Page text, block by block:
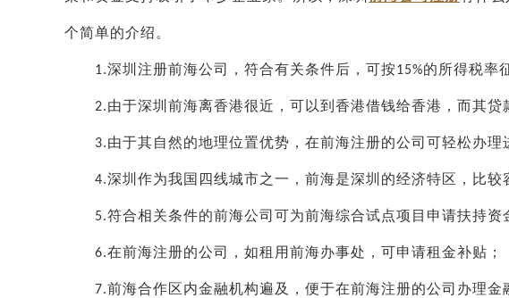
个简单的介绍。
1.深圳注册前海公司，符合有关条件后，可按15%的所得税率
2.由于深圳前海离香港很近，可以到香港借钱给香港，而其贷
3.由于其自然的地理位置优势，在前海注册的公司可轻松办理
4.深圳作为我国四线城市之一，前海是深圳的经济特区，比较
5.符合相关条件的前海公司可为前海综合试点项目申请扶持资
6.在前海注册的公司，如租用前海办事处，可申请租金补贴；
7.前海合作区内金融机构遍及，便于在前海注册的公司办理金